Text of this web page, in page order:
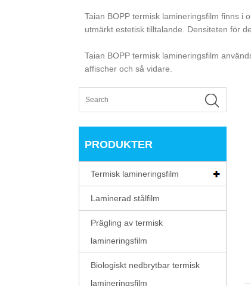
Taian BOPP termisk lamineringsfilm finns i
utmärkt estetisk tilltalande. Densiteten för
Taian BOPP termisk lamineringsfilm
affischer och så vidare.
PRODUKTER
Termisk lamineringsfilm
Laminerad stålfilm
Prägling av termisk
lamineringsfilm
Biologiskt nedbrytbar termisk
lamineringsfilm